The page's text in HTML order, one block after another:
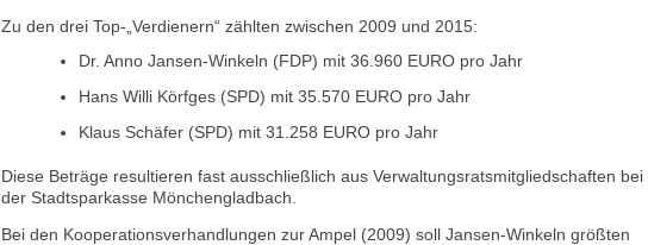
Zu den drei Top-„Verdienern“ zählten zwischen 2009 und 2015:
Dr. Anno Jansen-Winkeln (FDP) mit 36.960 EURO pro Jahr
Hans Willi Körfges (SPD) mit 35.570 EURO pro Jahr
Klaus Schäfer (SPD) mit 31.258 EURO pro Jahr
Diese Beträge resultieren fast ausschließlich aus Verwaltungsratsmitgliedschaften bei
der Stadtsparkasse Mönchengladbach.
Bei den Kooperationsverhandlungen zur Ampel (2009) soll Jansen-Winkeln größten